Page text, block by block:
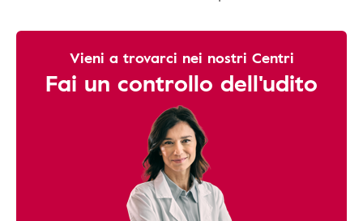
Vieni a trovarci nei nostri Centri
Fai un controllo dell'udito